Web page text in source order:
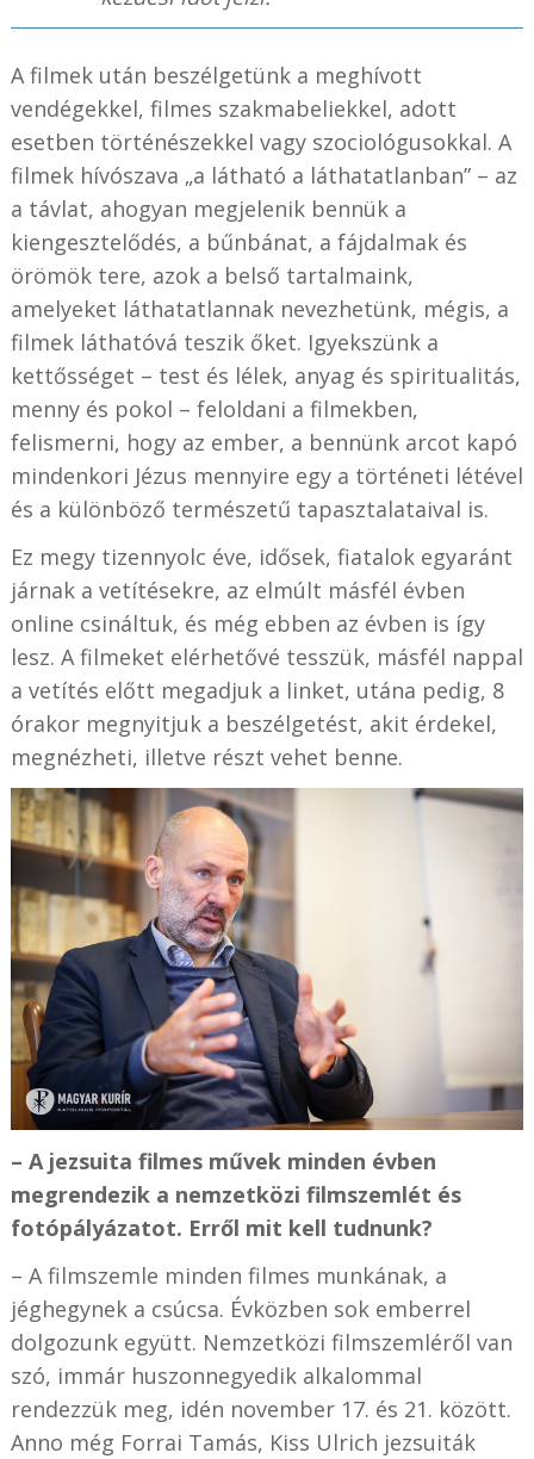
A filmek után beszélgetünk a meghívott
vendégekkel, filmes szakmabeliekkel, adott
esetben történészekkel vagy szociológusokkal. A
filmek hívószava „a látható a láthatatlanban” – az
a távlat, ahogyan megjelenik bennük a
kiengesztelődés, a bűnbánat, a fájdalmak és
örömök tere, azok a belső tartalmaink,
amelyeket láthatatlannak nevezhetünk, mégis, a
filmek láthatóvá teszik őket. Igyekszünk a
kettősséget – test és lélek, anyag és spiritualitás,
menny és pokol – feloldani a filmekben,
felismerni, hogy az ember, a bennünk arcot kapó
mindenkori Jézus mennyire egy a történeti létével
és a különböző természetű tapasztalataival is.
Ez megy tizennyolc éve, idősek, fiatalok egyaránt
járnak a vetítésekre, az elmúlt másfél évben
online csináltuk, és még ebben az évben is így
lesz. A filmeket elérhetővé tesszük, másfél nappal
a vetítés előtt megadjuk a linket, utána pedig, 8
órakor megnyitjuk a beszélgetést, akit érdekel,
megnézheti, illetve részt vehet benne.
– A jezsuita filmes művek minden évben
megrendezik a nemzetközi filmszemlét és
fotópályázatot. Erről mit kell tudnunk?
– A filmszemle minden filmes munkának, a
jéghegynek a csúcsa. Évközben sok emberrel
dolgozunk együtt. Nemzetközi filmszemléről van
szó, immár huszonnegyedik alkalommal
rendezzük meg, idén november 17. és 21. között.
Anno még Forrai Tamás, Kiss Ulrich jezsuiták